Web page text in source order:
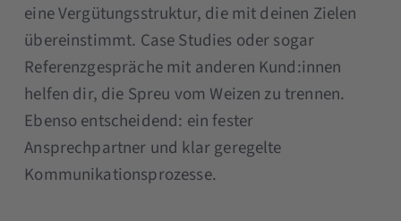
eine Vergütungsstruktur, die mit deinen Zielen
übereinstimmt. Case Studies oder sogar
Referenzgespräche mit anderen Kund:innen
helfen dir, die Spreu vom Weizen zu trennen.
Ebenso entscheidend: ein fester
Ansprechpartner und klar geregelte
Kommunikationsprozesse.